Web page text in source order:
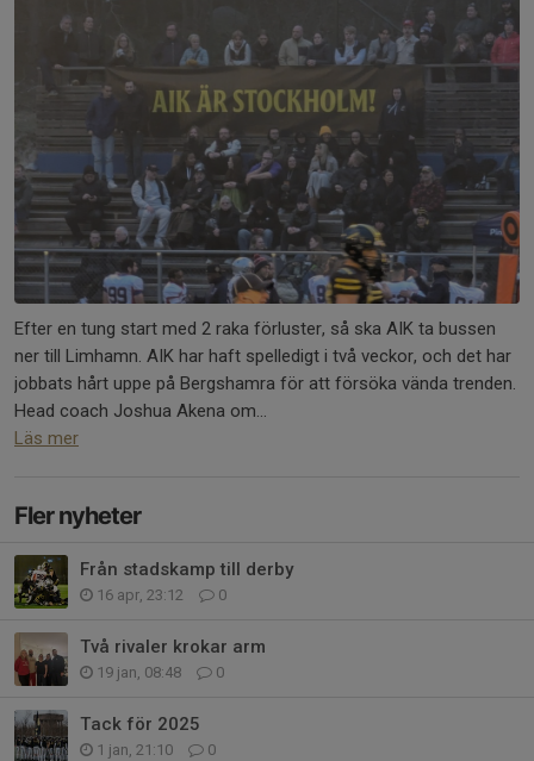
Efter en tung start med 2 raka förluster, så ska AIK ta bussen
ner till Limhamn. AIK har haft spelledigt i två veckor, och det har
jobbats hårt uppe på Bergshamra för att försöka vända trenden.
Head coach Joshua Akena om...
Läs mer
Fler nyheter
Från stadskamp till derby
16 apr, 23:12 0
Två rivaler krokar arm
19 jan, 08:48 0
Tack för 2025
1 jan, 21:10 0